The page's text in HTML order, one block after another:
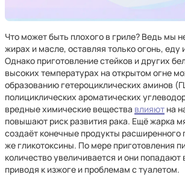
Что может быть плохого в гриле? Ведь мы
жирах и масле, оставляя только огонь, еду
Однако приготовление стейков и других
высоких температурах на открытом огне
образованию гетероциклических аминов
полициклических ароматических
вредные химические вещества влияют на
повышают риск развития рака. Ещё жарка
создаёт конечные продукты расширенного
же гликотоксины. По мере приготовления
количество увеличивается и они попадают
приводя к изжоге и проблемам с туалетом.